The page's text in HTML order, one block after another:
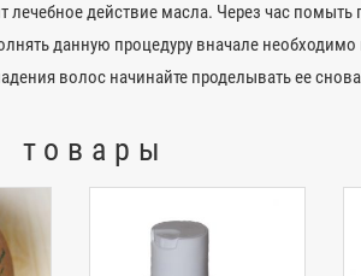
лечебное действие масла. Через час
данную процедуру вначале необходимо
волос начинайте проделывать ее
товары